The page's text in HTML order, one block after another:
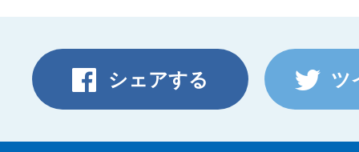
シェアする ツ